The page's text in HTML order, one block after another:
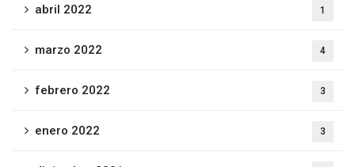
abril 2022 1
marzo 2022 4
febrero 2022 3
enero 2022 3